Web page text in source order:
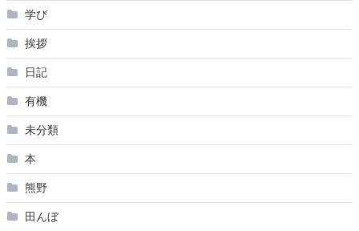
学び
挨拶
日記
有機
未分類
本
熊野
田んぼ